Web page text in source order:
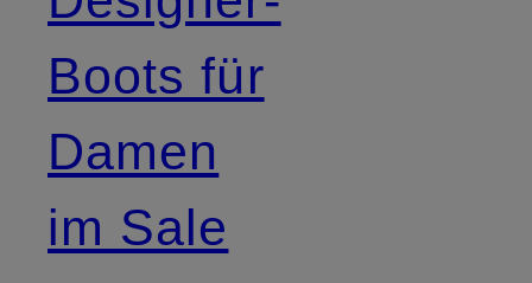
Boots für
Damen
im Sale